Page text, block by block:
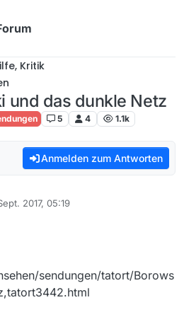
Kritik
und das dunkle Netz
5 4 1.1k
Anmelden zum Antworten
2017, 05:19
sendungen/tatort/Borows